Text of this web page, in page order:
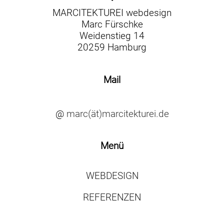
MARCITEKTUREI webdesign
Marc Fürschke
Weidenstieg 14
20259 Hamburg
Mail
@ marc(ät)marcitekturei.de
Menü
WEBDESIGN
REFERENZEN